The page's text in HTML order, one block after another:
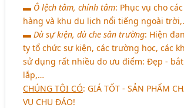
▬ Ô lệch tâm, chính tâm: Phục vụ cho
hàng và khu du lịch nổi tiếng ngoài
▬Dù sự kiện, dù che sân trường: Hiện
ty tổ chức sự kiện, các trường học, các
sử dụng rất nhiều do ưu điểm: Đẹp -
lắp,…
CHÚNG TÔI CÓ: GIÁ TỐT - SẢN PHẨM
VỤ CHU ĐÁO!